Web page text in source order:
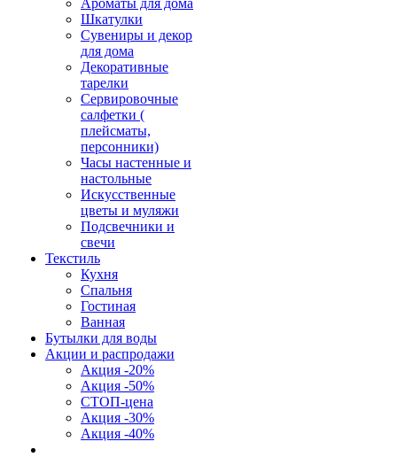
Ароматы для дома
Шкатулки
Сувениры и декор
для дома
Декоративные
тарелки
Сервировочные
салфетки (
плейсматы,
персонники)
Часы настенные и
настольные
Искусственные
цветы и муляжи
Подсвечники и
свечи
Текстиль
Кухня
Спальня
Гостиная
Ванная
Бутылки для воды
Акции и распродажи
Акция -20%
Акция -50%
СТОП-цена
Акция -30%
Акция -40%